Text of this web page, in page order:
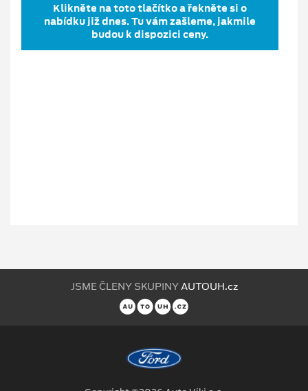
Klikněte na toto tlačítko a řekněte si o
nabídku již dnes. Tu vám zašleme, jakmile
budou k dispozici ceny.
JSME ČLENY SKUPINYAUTOUH.cz